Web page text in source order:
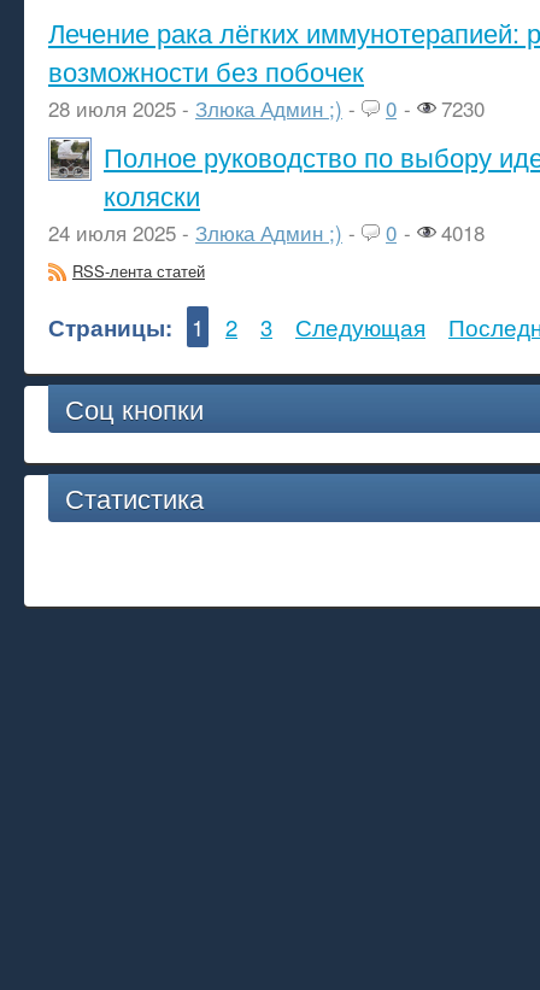
Лечение рака лёгких иммунотерапией:
возможности без побочек
28 июля 2025 - Злюка Админ ;) - 0 - 7230
Полное руководство по выбору
коляски
24 июля 2025 - Злюка Админ ;) - 0 - 4018
RSS-лента статей
Страницы: 1 2 3 Следующая
Соц кнопки
Статистика